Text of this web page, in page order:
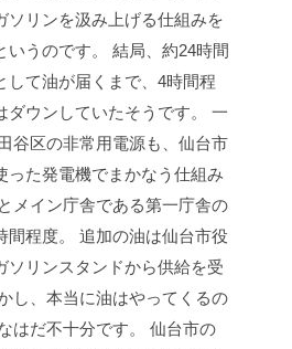
ソリンを汲み上げる仕組みを
うのです。
結局、約24時間
して油が届くまで、4時間程
ウンしていたそうです。
一
谷区の非常用電源も、仙台市
った発電機でまかなう仕組み
メイン庁舎である第一庁舎の
程度。
追加の油は仙台市役
ソリンスタンドから供給を受
し、本当に油はやってくるの
はだ不十分です。
仙台市の